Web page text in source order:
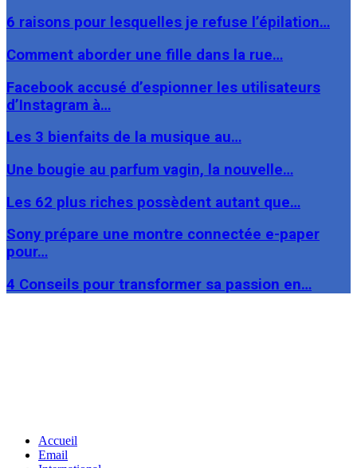
6 raisons pour lesquelles je refuse l’épilation…
Comment aborder une fille dans la rue…
Facebook accusé d’espionner les utilisateurs
d’Instagram à…
Les 3 bienfaits de la musique au…
Une bougie au parfum vagin, la nouvelle…
Les 62 plus riches possèdent autant que…
Sony prépare une montre connectée e-paper
pour…
4 Conseils pour transformer sa passion en…
Accueil
Email